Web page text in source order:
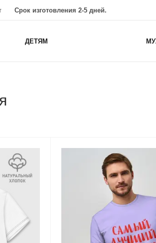
Срок изготовления 2-5 дней.
ДЕТЯМ